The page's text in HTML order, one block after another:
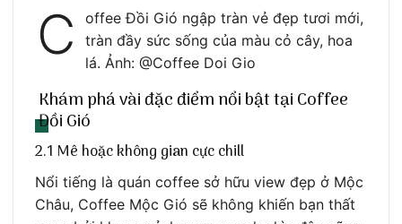
C
offee Đồi Gió ngập tràn vẻ đẹp tươi mới,
tràn đầy sức sống của màu cỏ cây, hoa
lá. Ảnh: @Coffee Doi Gio
Khám phá vài đặc điểm nổi bật tại Coffee
Đồi Gió
2.1 Mê hoặc không gian cực chill
Nổi tiếng là quán coffee sở hữu view đẹp ở Mộc
Châu, Coffee Mộc Gió sẽ không khiến bạn thất